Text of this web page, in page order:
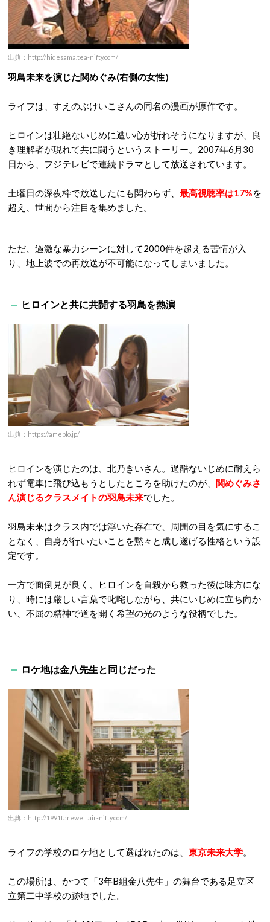
出典：http://hidesama.tea-nifty.com/
羽鳥未来を演じた関めぐみ(右側の女性）
ライフは、すえのぶけいこさんの同名の漫画が原作です。
ヒロインは壮絶ないじめに遭い心が折れそうになりますが、良
き理解者が現れて共に闘うというストーリー。2007年6月30
日から、フジテレビで連続ドラマとして放送されています。
土曜日の深夜枠で放送したにも関わらず、 最高視聴率は17%を
超え、世間から注目を集めました。
ただ、過激な暴力シーンに対して2000件を超える苦情が入
り、地上波での再放送が不可能になってしまいました。
ヒロインと共に共闘する羽鳥を熱演
出典：https://ameblo.jp/
ヒロインを演じたのは、北乃きいさん。過酷ないじめに耐えら
れず電車に飛び込もうとしたところを助けたのが、 関めぐみさ
ん演じるクラスメイトの羽鳥未来でした。
羽鳥未来はクラス内では浮いた存在で、周囲の目を気にするこ
となく、自身が行いたいことを黙々と成し遂げる性格という設
定です。
一方で面倒見が良く、ヒロインを自殺から救った後は味方にな
り、時には厳しい言葉で叱咤しながら、共にいじめに立ち向か
い、不屈の精神で道を開く希望の光のような役柄でした。
ロケ地は金八先生と同じだった
出典：http://1991farewell.air-nifty.com/
ライフの学校のロケ地として選ばれたのは、 東京未来大学。
この場所は、かつて「3年B組金八先生」の舞台である足立区
立第二中学校の跡地でした。